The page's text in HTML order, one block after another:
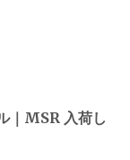
｜MSR 入荷し